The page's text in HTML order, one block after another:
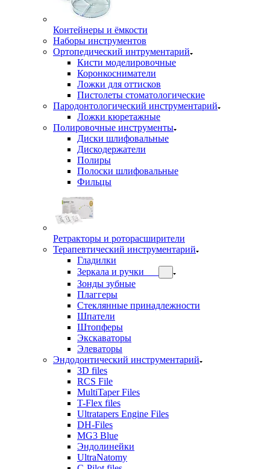
Контейнеры и ёмкости
Наборы инструментов
Ортопедический интрументарий
Кисти моделировочные
Коронкосниматели
Ложки для оттисков
Пистолеты стоматологические
Пародонтологический инструментарий
Ложки кюретажные
Полировочные инструменты
Диски шлифовальные
Дискодержатели
Полиры
Полоски шлифовальные
Фильцы
Ретракторы и роторасширители
Терапевтический инструментарий
Гладилки
Зеркала и ручки
Зонды зубные
Плаггеры
Стеклянные принадлежности
Шпатели
Штопферы
Экскаваторы
Элеваторы
Эндодонтический инструментарий
3D files
RCS File
MultiTaper Files
T-Flex files
Ultratapers Engine Files
DH-Files
MG3 Blue
Эндолинейки
UltraNatomy